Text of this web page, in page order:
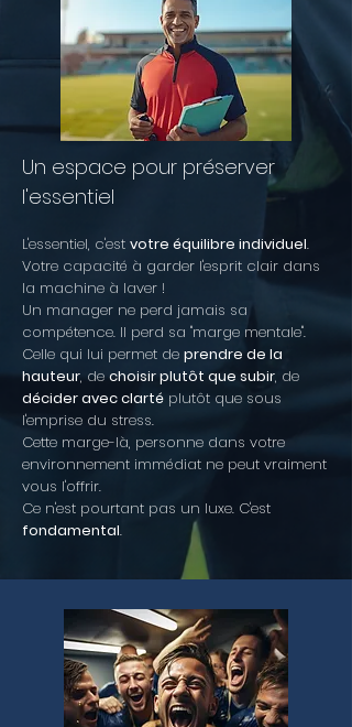
Un espace pour préserver
l'essentiel
L'essentiel, c'est votre équilibre individuel.
Votre capacité à garder l'esprit clair dans
la machine à laver !
Un manager ne perd jamais sa
compétence. Il perd sa "marge mentale".
Celle qui lui permet de prendre de la
hauteur, de choisir plutôt que subir, de
décider avec clarté plutôt que sous
l'emprise du stress.
Cette marge-là, personne dans votre
environnement immédiat ne peut vraiment
vous l'offrir.
Ce n'est pourtant pas un luxe. C'est
fondamental.